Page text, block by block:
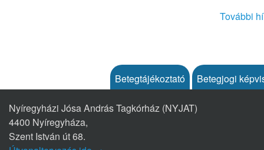
További
Betegtájékoztató Betegjogi
Nyíregyházi Jósa András Tagkórház (NYJAT)
4400 Nyíregyháza,
Szent István út 68.